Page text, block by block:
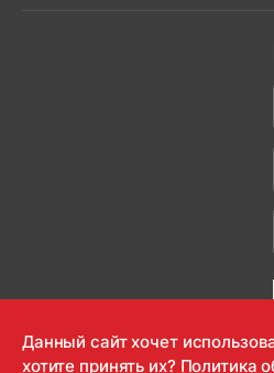
Данный сайт хочет
хотите принять их? Политика